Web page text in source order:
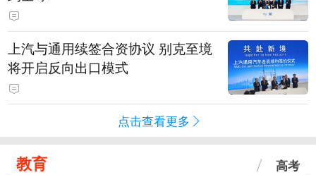
上汽与通用续签合资协议 别克至境
将开启反向出口模式
点击查看更多
教育 高考